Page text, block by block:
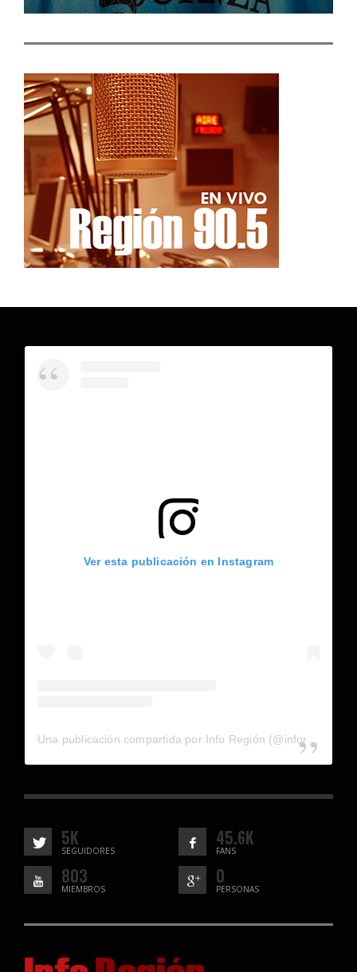
Ver esta publicación en Instagram
5K
SEGUIDORES
45.6K
FANS
803
MIEMBROS
0
PERSONAS